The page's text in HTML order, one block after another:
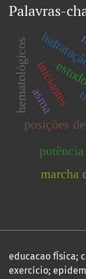
Palavras-
posições
iniciantes
marcha
hematológicosasma
educacao fÍsica;
exercício;